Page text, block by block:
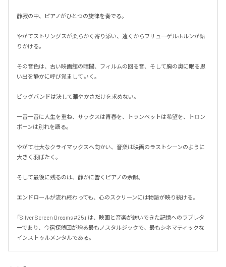
静寂の中、ピアノがひとつの旋律を奏でる。
やがてストリングスが柔らかく寄り添い、遠くからフリューゲルホルンが語
りかける。
その音色は、古い映画館の暗闇、フィルムの回る音、そして胸の奥に眠る思
い出を静かに呼び覚ましていく。
ビッグバンドは決して華やかさだけを求めない。
一音一音に人生を重ね、サックスは青春を、トランペットは希望を、トロン
ボーンは別れを語る。
やがて壮大なクライマックスへ向かい、音楽は映画のラストシーンのように
大きく羽ばたく。
そして最後に残るのは、静かに響くピアノの余韻。
エンドロールが流れ終わっても、心のスクリーンには物語が映り続ける。
「Silver Screen Dreams #25」 は、映画と音楽が紡いできた記憶へのラブレタ
ーであり、今宿探偵団が贈る最もノスタルジックで、最もシネマティックな
インストゥルメンタルである。